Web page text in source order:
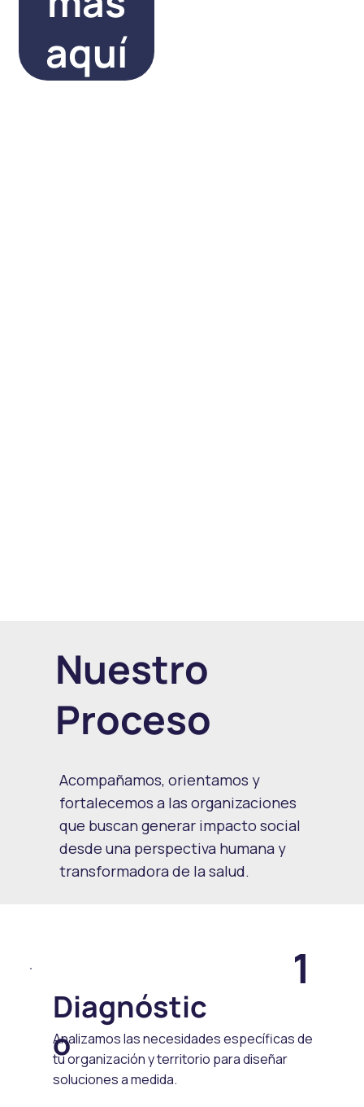
aquí
Nuestro
Proceso
Acompañamos, orientamos y
fortalecemos a las organizaciones
que buscan generar impacto social
desde una perspectiva humana y
transformadora de la salud.
1
Analizamos las necesidades específicas de
tu organización y territorio para diseñar
soluciones a medida.
Diagnóstic
o